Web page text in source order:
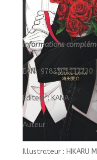
Informations
EAN : 9782505133230
Éditeur : KANA
Auteur :
Illustrateur : HIKARU